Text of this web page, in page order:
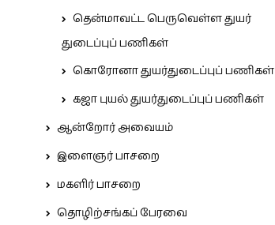
தென்மாவட்ட பெருவெள்ள துயர்
துடைப்புப் பணிகள்
கொரோனா துயர்துடைப்புப் பணிகள்
கஜா புயல் துயர்துடைப்புப் பணிகள்
ஆன்றோர் அவையம்
இளைஞர் பாசறை
மகளிர் பாசறை
தொழிற்சங்கப் பேரவை